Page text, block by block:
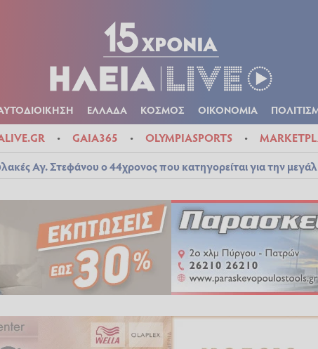
ΕΛΛΑΔΑ ΚΟΣΜΟΣ ΟΙΚΟΝΟΜΙΑ
GAIA365 OLYMPIASPORTS
Αγ. Στεφάνου ο 44χρονος που κατηγορείται για την